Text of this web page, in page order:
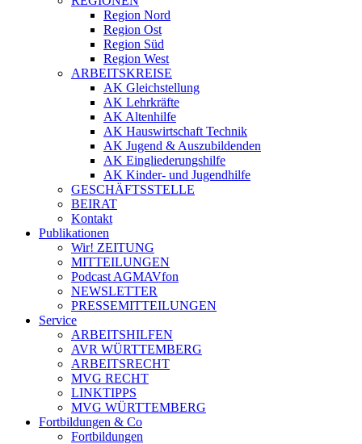
Region Nord
Region Ost
Region Süd
Region West
ARBEITSKREISE
AK Gleichstellung
AK Lehrkräfte
AK Altenhilfe
AK Hauswirtschaft Technik
AK Jugend & Auszubildenden
AK Eingliederungshilfe
AK Kinder- und Jugendhilfe
GESCHÄFTSSTELLE
BEIRAT
Kontakt
Publikationen
Wir! ZEITUNG
MITTEILUNGEN
Podcast AGMAVfon
NEWSLETTER
PRESSEMITTEILUNGEN
Service
ARBEITSHILFEN
AVR WÜRTTEMBERG
ARBEITSRECHT
MVG RECHT
LINKTIPPS
MVG WÜRTTEMBERG
Fortbildungen & Co
Fortbildungen